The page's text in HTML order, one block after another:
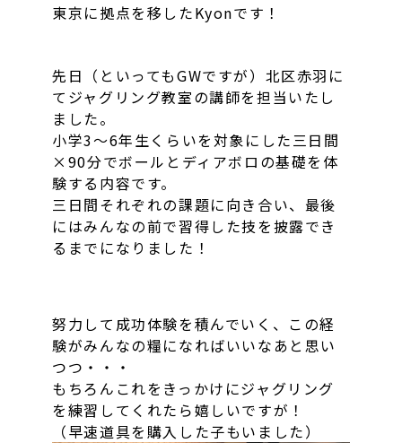
東京に拠点を移したKyonです！
先日（といってもGWですが）北区赤羽に
てジャグリング教室の講師を担当いたし
ました。
小学3～6年生くらいを対象にした三日間
×90分でボールとディアボロの基礎を体
験する内容です。
三日間それぞれの課題に向き合い、最後
にはみんなの前で習得した技を披露でき
るまでになりました！
努力して成功体験を積んでいく、この経
験がみんなの糧になればいいなあと思い
つつ・・・
もちろんこれをきっかけにジャグリング
を練習してくれたら嬉しいですが！
（早速道具を購入した子もいました）